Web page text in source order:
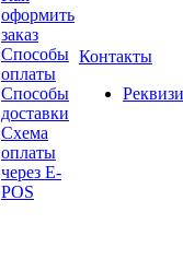
оформить
заказ
Способы
оплаты
Способы
доставки
Схема
оплаты
через E-
POS
Контакты